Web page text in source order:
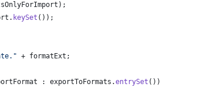
);
. keySet ());
+ formatExt ;
: exportToFormats .entrySet ())